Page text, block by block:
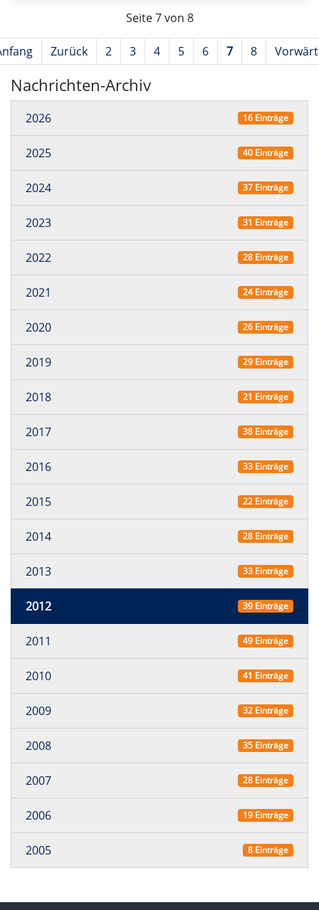
Seite 7 von 8
Zurück 2 3 4 5 6 7 8
Nachrichten-Archiv
2026 16 Einträge
2025 40 Einträge
2024 37 Einträge
2023 31 Einträge
2022 28 Einträge
2021 24 Einträge
2020 26 Einträge
2019 29 Einträge
2018 21 Einträge
2017 38 Einträge
2016 33 Einträge
2015 22 Einträge
2014 28 Einträge
2013 33 Einträge
2012 39 Einträge
2011 49 Einträge
2010 41 Einträge
2009 32 Einträge
2008 35 Einträge
2007 28 Einträge
2006 19 Einträge
2005 8 Einträge